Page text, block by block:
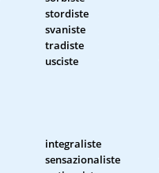
stordiste
svaniste
tradiste
usciste
integraliste
sensazionaliste